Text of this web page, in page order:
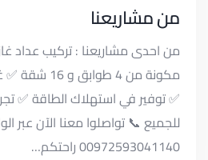
من مشاريعنا
من احدى مشاريعنا : تركيب عداد
مكونة من 4
✅ توفير في استهلاك الطاقة ✅
للجميع 📞 تواصلوا معنا الآن عبر
00972593041140 راحتكم…